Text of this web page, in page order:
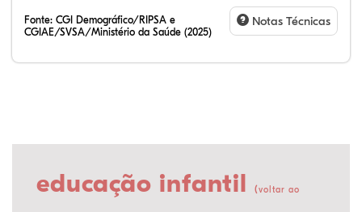
Fonte: CGI Demográfico/RIPSA e
CGIAE/SVSA/Ministério da Saúde (2025)
Notas Técnicas
educação infantil (voltar ao